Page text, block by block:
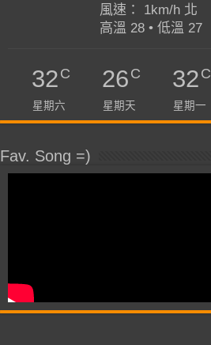
風速： 1km/h 北
高溫 28 • 低溫 27
32C
星期六
26C
星期天
32C
星期一
Fav. Song =)